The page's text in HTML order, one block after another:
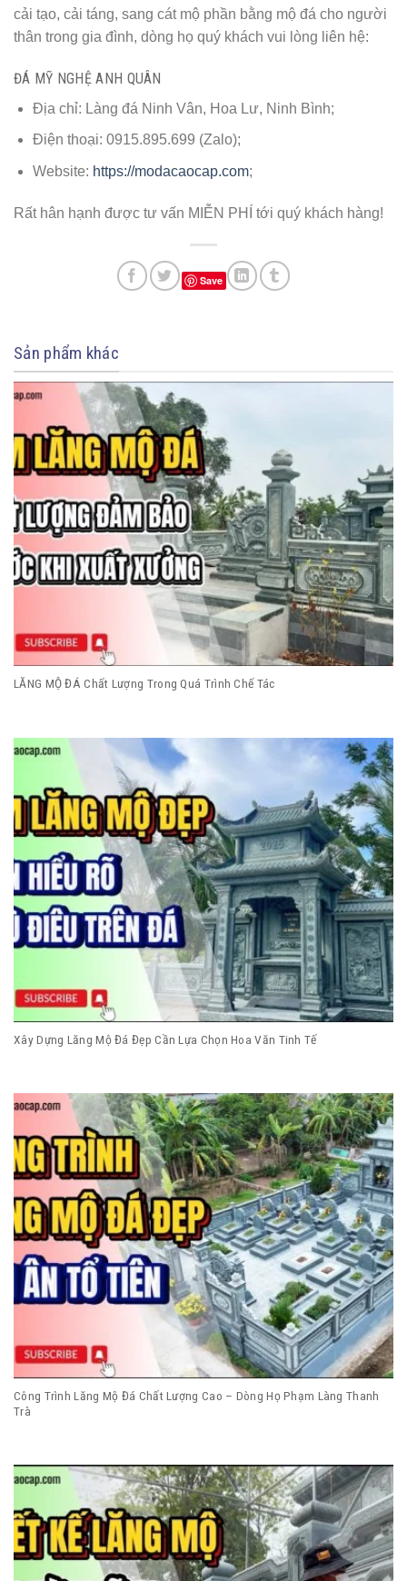
cải tạo, cải táng, sang cát mộ phần bằng mộ đá cho người
thân trong gia đình, dòng họ quý khách vui lòng liên hệ:
ĐÁ MỸ NGHỆ ANH QUÂN
Địa chỉ: Làng đá Ninh Vân, Hoa Lư, Ninh Bình;
Điện thoại: 0915.895.699 (Zalo);
Website: https://modacaocap.com;
Rất hân hạnh được tư vấn MIỄN PHÍ tới quý khách hàng!
Save
Sản phẩm khác
LĂNG MỘ ĐÁ Chất Lượng Trong Quá Trình Chế Tác
Xây Dựng Lăng Mộ Đá Đẹp Cần Lựa Chọn Hoa Văn Tinh Tế
Công Trình Lăng Mộ Đá Chất Lượng Cao – Dòng Họ Phạm Làng Thanh
Trà